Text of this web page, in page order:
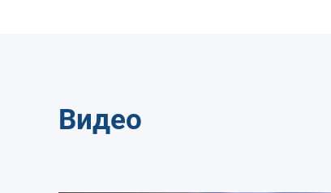
Видео